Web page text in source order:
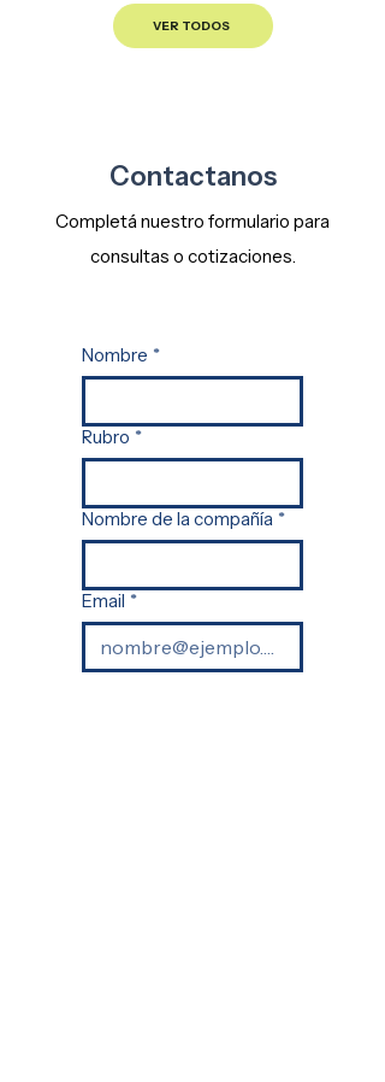
VER TODOS
Contactanos
Completá nuestro formulario para
consultas o cotizaciones.
Nombre *
Rubro *
Nombre de la compañía *
Email *